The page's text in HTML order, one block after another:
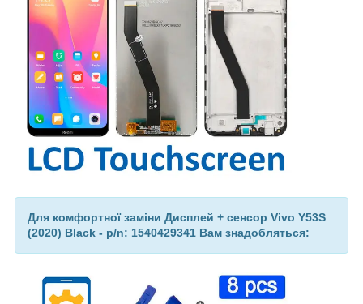
Для комфортної заміни Дисплей + сенсор Vivo Y53S
(2020) Black - p/n: 1540429341 Вам знадобляться: